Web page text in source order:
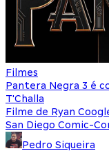
Filmes
Pantera Negra 3 é
T'Challa
Filme de Ryan
San Diego Comic-
Pedro Siqueira